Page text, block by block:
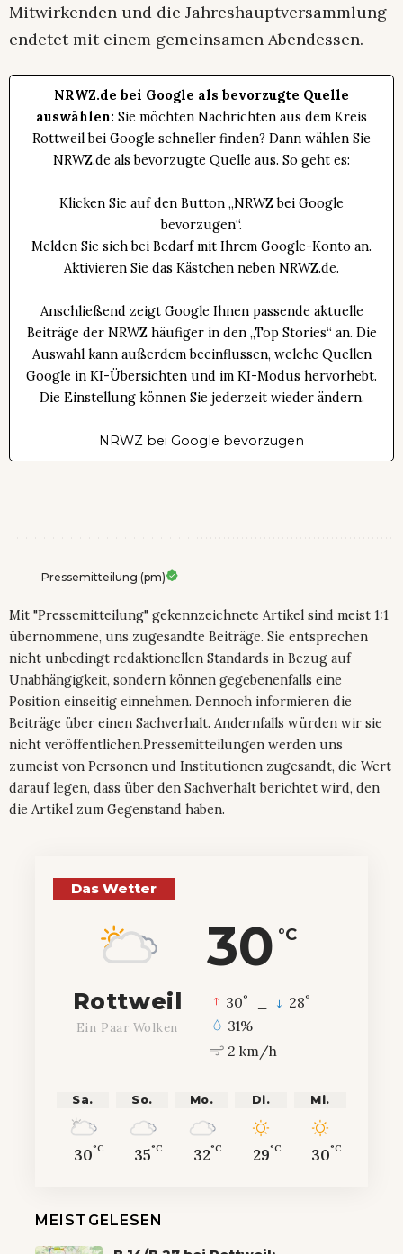
Mitwirkenden und die Jahreshauptversammlung
endetet mit einem gemeinsamen Abendessen.
NRWZ.de bei Google als bevorzugte Quelle
auswählen: Sie möchten Nachrichten aus dem Kreis
Rottweil bei Google schneller finden? Dann wählen Sie
NRWZ.de als bevorzugte Quelle aus. So geht es:
Klicken Sie auf den Button „NRWZ bei Google
bevorzugen“.
Melden Sie sich bei Bedarf mit Ihrem Google-Konto an.
Aktivieren Sie das Kästchen neben NRWZ.de.
Anschließend zeigt Google Ihnen passende aktuelle
Beiträge der NRWZ häufiger in den „Top Stories“ an. Die
Auswahl kann außerdem beeinflussen, welche Quellen
Google in KI-Übersichten und im KI-Modus hervorhebt.
Die Einstellung können Sie jederzeit wieder ändern.
NRWZ bei Google bevorzugen
Pressemitteilung (pm)
Mit "Pressemitteilung" gekennzeichnete Artikel sind meist 1:1
übernommene, uns zugesandte Beiträge. Sie entsprechen
nicht unbedingt redaktionellen Standards in Bezug auf
Unabhängigkeit, sondern können gegebenenfalls eine
Position einseitig einnehmen. Dennoch informieren die
Beiträge über einen Sachverhalt. Andernfalls würden wir sie
nicht veröffentlichen.Pressemitteilungen werden uns
zumeist von Personen und Institutionen zugesandt, die Wert
darauf legen, dass über den Sachverhalt berichtet wird, den
die Artikel zum Gegenstand haben.
Das Wetter
30 °C
Rottweil
Ein Paar Wolken
30° 28°
31%
2 km/h
Sa.
30°C
So.
35°C
Mo.
32°C
Di.
29°C
Mi.
30°C
MEISTGELESEN